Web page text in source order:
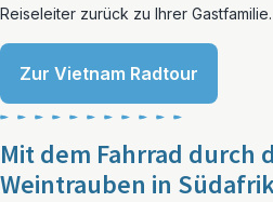
Reiseleiter zurück zu Ihrer Gastfamilie.
Zur Vietnam Radtour
Mit dem Fahrrad durch
Weintrauben in